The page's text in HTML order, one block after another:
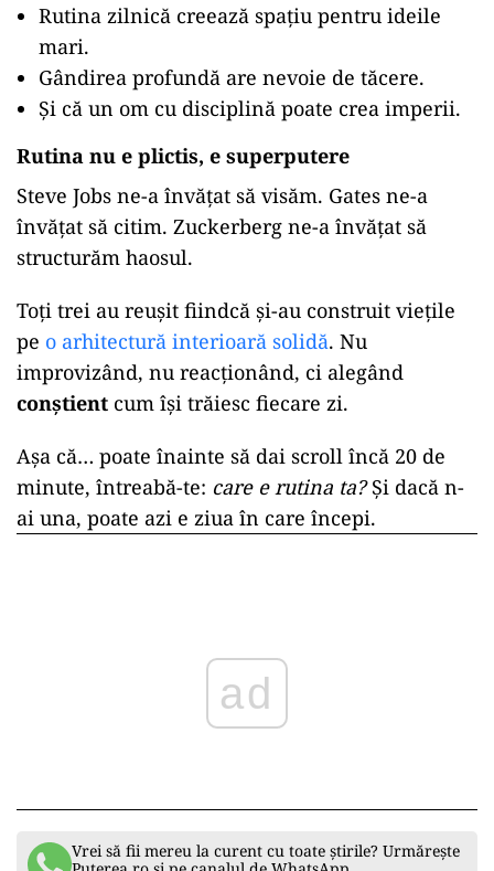
Rutina zilnică creează spațiu pentru ideile
mari.
Gândirea profundă are nevoie de tăcere.
Și că un om cu disciplină poate crea imperii.
Rutina nu e plictis, e superputere
Steve Jobs ne-a învățat să visăm. Gates ne-a
învățat să citim. Zuckerberg ne-a învățat să
structurăm haosul.
Toți trei au reușit fiindcă și-au construit viețile
pe o arhitectură interioară solidă. Nu
improvizând, nu reacționând, ci alegând
conștient cum își trăiesc fiecare zi.
Așa că… poate înainte să dai scroll încă 20 de
minute, întreabă-te: care e rutina ta?Și dacă n-
ai una, poate azi e ziua în care începi.
ad
Vrei să fii mereu la curent cu toate știrile? Urmărește